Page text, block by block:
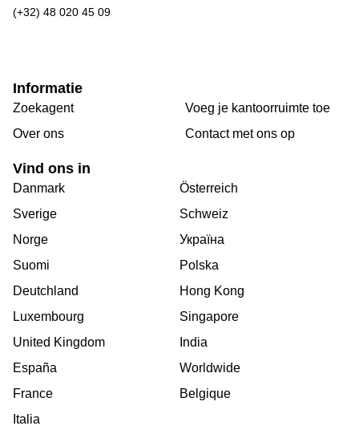
(+32) 48 020 45 09
Informatie
Zoekagent
Over ons
Voeg je kantoorruimte toe
Сontact met ons op
Vind ons in
Danmark
Sverige
Norge
Suomi
Deutchland
Luxembourg
United Kingdom
España
France
Italia
Österreich
Schweiz
Україна
Polska
Hong Kong
Singapore
India
Worldwide
Belgique